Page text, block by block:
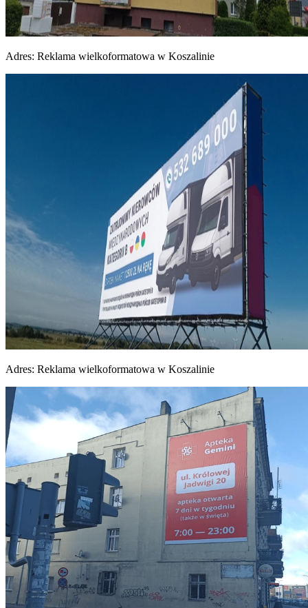
Adres: Reklama wielkoformatowa w Koszalinie
Adres: Reklama wielkoformatowa w Koszalinie